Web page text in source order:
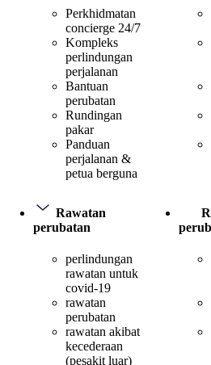
Perkhidmatan
concierge 24/7
Kompleks
perlindungan
perjalanan
Bantuan
perubatan
Rundingan
pakar
Panduan
perjalanan &
petua berguna
Rawatan
perubatan
perlindungan
rawatan untuk
covid-19
rawatan
perubatan
rawatan akibat
kecederaan
(pesakit luar)